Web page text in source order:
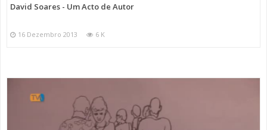
David Soares - Um Acto de Autor
16 Dezembro 2013 6 K